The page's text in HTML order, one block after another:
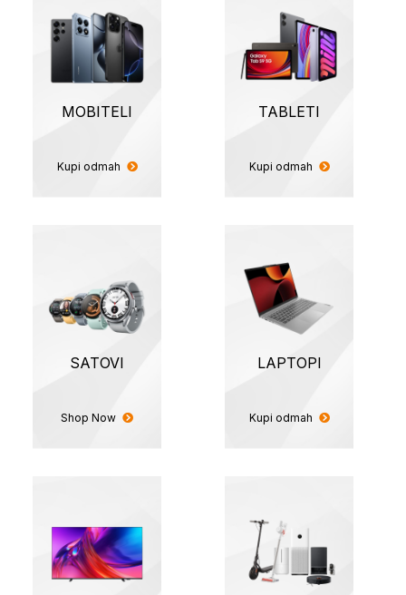
MOBITELI
Kupi odmah
SATOVI
Shop Now
TABLETI
Kupi odmah
LAPTOPI
Kupi odmah